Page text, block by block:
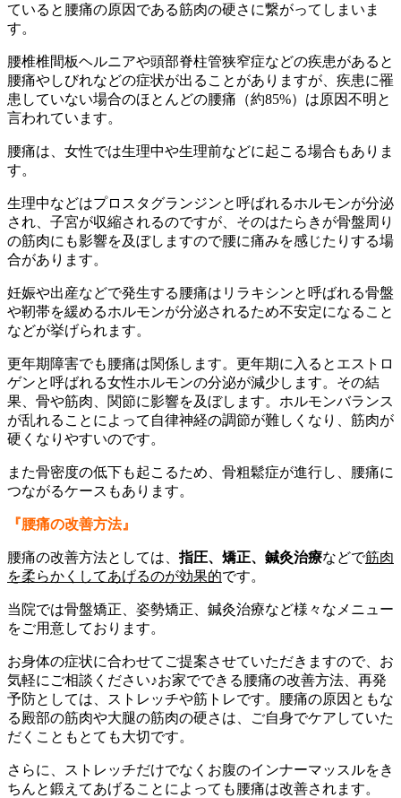
ていると腰痛の原因である筋肉の硬さに繋がってしまいま
す。
腰椎椎間板ヘルニアや頭部脊柱管狭窄症などの疾患があると
腰痛やしびれなどの症状が出ることがありますが、疾患に罹
患していない場合のほとんどの腰痛（約85%）は原因不明と
言われています。
腰痛は、女性では生理中や生理前などに起こる場合もありま
す。
生理中などはプロスタグランジンと呼ばれるホルモンが分泌
され、子宮が収縮されるのですが、そのはたらきが骨盤周り
の筋肉にも影響を及ぼしますので腰に痛みを感じたりする場
合があります。
妊娠や出産などで発生する腰痛はリラキシンと呼ばれる骨盤
や靭帯を緩めるホルモンが分泌されるため不安定になること
などが挙げられます。
更年期障害でも腰痛は関係します。更年期に入るとエストロ
ゲンと呼ばれる女性ホルモンの分泌が減少します。その結
果、骨や筋肉、関節に影響を及ぼします。ホルモンバランス
が乱れることによって自律神経の調節が難しくなり、筋肉が
硬くなりやすいのです。
また骨密度の低下も起こるため、骨粗鬆症が進行し、腰痛に
つながるケースもあります。
『腰痛の改善方法』
腰痛の改善方法としては、指圧、矯正、鍼灸治療などで筋肉
を柔らかくしてあげるのが効果的です。
当院では骨盤矯正、姿勢矯正、鍼灸治療など様々なメニュー
をご用意しております。
お身体の症状に合わせてご提案させていただきますので、お
気軽にご相談ください♪お家でできる腰痛の改善方法、再発
予防としては、ストレッチや筋トレです。腰痛の原因ともな
る殿部の筋肉や大腿の筋肉の硬さは、ご自身でケアしていた
だくこともとても大切です。
さらに、ストレッチだけでなくお腹のインナーマッスルをき
ちんと鍛えてあげることによっても腰痛は改善されます。